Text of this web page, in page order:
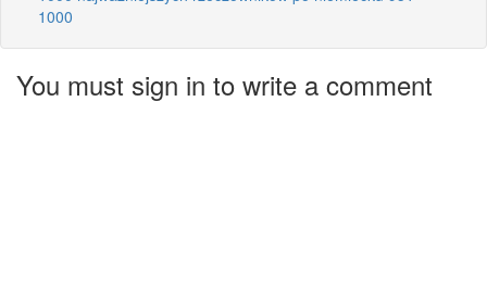
1000
You must sign in to write a comment